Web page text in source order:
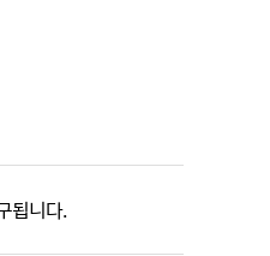
됩니다.